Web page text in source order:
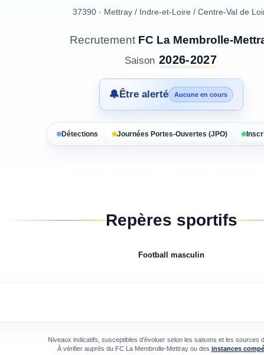
37390 · Mettray/ Indre-et-Loire / Centre-Val de
Recrutement FC La Membrolle-
Saison 2026-2027
🔔Être alerté Aucune en cours
Détections Journées Portes-Ouvertes (JPO)
Repères sportifs
Football masculin
Niveaux indicatifs, susceptibles d’évoluer selon les saisons et les sources
À vérifier auprès du FC La Membrolle-Mettrayou des instances